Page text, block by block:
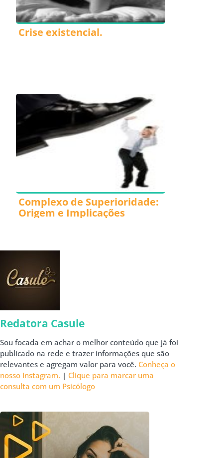
Crise existencial.
Complexo de Superioridade:
Origem e Implicações
Redatora Casule
Sou focada em achar o melhor conteúdo que já foi
publicado na rede e trazer informações que são
relevantes e agregam valor para você. Conheça o
nosso Instagram. | Clique para marcar uma
consulta com um Psicólogo